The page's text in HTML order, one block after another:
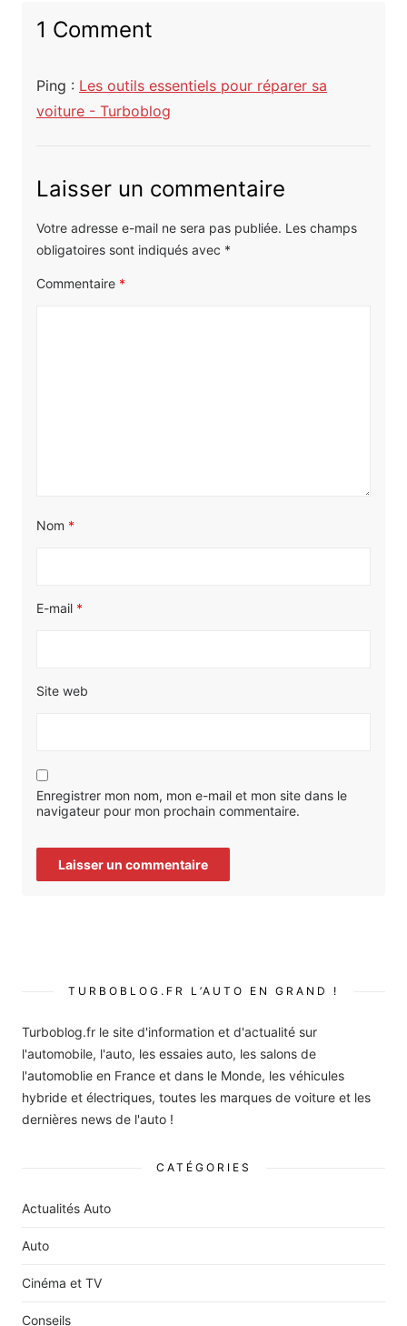
1 Comment
Ping : Les outils essentiels pour réparer sa
voiture - Turboblog
Laisser un commentaire
Votre adresse e-mail ne sera pas publiée. Les champs
obligatoires sont indiqués avec *
Commentaire *
Nom *
E-mail *
Site web
Enregistrer mon nom, mon e-mail et mon site dans le
navigateur pour mon prochain commentaire.
TURBOBLOG.FR L’AUTO EN GRAND !
Turboblog.fr le site d'information et d'actualité sur
l'automobile, l'auto, les essaies auto, les salons de
l'automoblie en France et dans le Monde, les véhicules
hybride et électriques, toutes les marques de voiture et les
dernières news de l'auto !
CATÉGORIES
Actualités Auto
Auto
Cinéma et TV
Conseils